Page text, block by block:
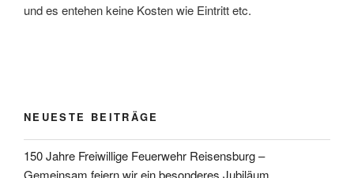
und es entehen keine Kosten wie Eintritt etc.
NEUESTE BEITRÄGE
150 Jahre Freiwillige Feuerwehr Reisensburg –
Gemeinsam feiern wir ein besonderes Jubiläum